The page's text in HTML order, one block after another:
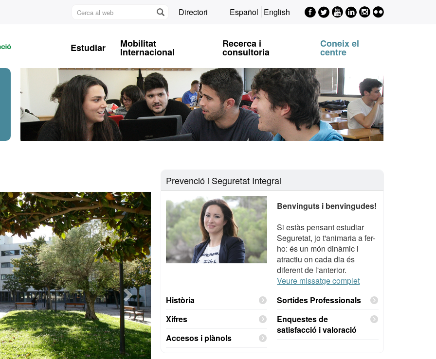
Cerca
Directori Español English Facebook
EPSI
Twitter
EPSI
Youtube
EPSI
LinkedIn
EPSI
Instagram
EPSI
Flickr
B
Estudiar Mobilitat
Internacional
Recerca i
consultoria
Coneix el
centre
Prevenció i Seguretat Integral
Benvinguts i benvingudes!
Si estàs pensant estudiar
Seguretat, jo t'animaria a fer-
ho: és un món dinàmic i
atractiu on cada dia és
diferent de l'anterior.
Veure missatge complet
Història
Xifres
Accesos i plànols
Sortides Professionals
Enquestes de
satisfacció i valoració
Next
slide